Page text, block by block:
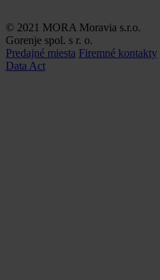
© 2021 MORA Moravia s.r.o.
Gorenje spol. s r. o.
Predajné miesta Firemné kontakty
Data Act